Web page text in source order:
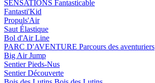
SENSATIONS Fantasticable
Fantasti'Kid
Propuls'Air
Saut Élastique
Bol d'Air Line
PARC D'AVENTURE Parcours des aventuriers
Big Air Jump
Sentier Pieds-Nus
Sentier Découverte